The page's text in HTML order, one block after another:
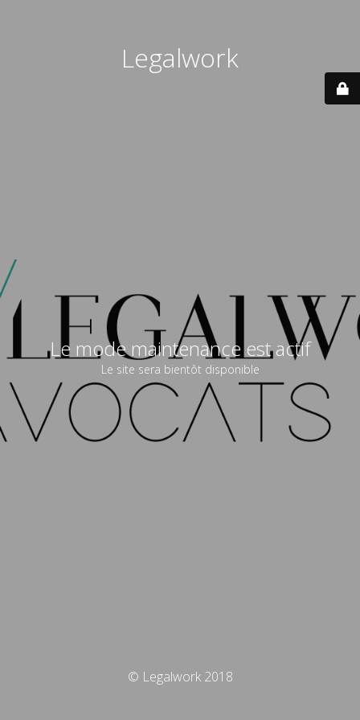
Legalwork
Le mode maintenance est actif
Le site sera bientôt disponible
© Legalwork 2018